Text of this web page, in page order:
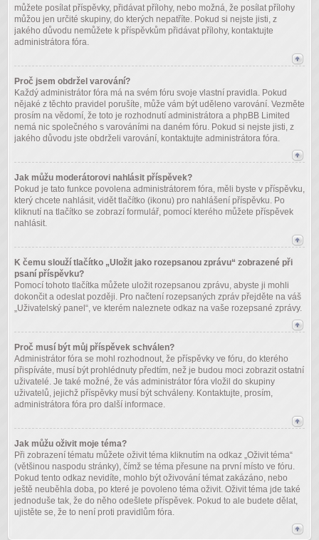
můžete posílat příspěvky, přidávat přílohy, nebo možná, že posílat přílohy
můžou jen určité skupiny, do kterých nepatříte. Pokud si nejste jisti, z
jakého důvodu nemůžete k příspěvkům přidávat přílohy, kontaktujte
administrátora fóra.
Proč jsem obdržel varování?
Každý administrátor fóra má na svém fóru svoje vlastní pravidla. Pokud
nějaké z těchto pravidel porušíte, může vám být uděleno varování. Vezměte
prosím na vědomí, že toto je rozhodnutí administrátora a phpBB Limited
nemá nic společného s varováními na daném fóru. Pokud si nejste jisti, z
jakého důvodu jste obdrželi varování, kontaktujte administrátora fóra.
Jak můžu moderátorovi nahlásit příspěvek?
Pokud je tato funkce povolena administrátorem fóra, měli byste v příspěvku,
který chcete nahlásit, vidět tlačítko (ikonu) pro nahlášení příspěvku. Po
kliknutí na tlačítko se zobrazí formulář, pomocí kterého můžete příspěvek
nahlásit.
K čemu slouží tlačítko „Uložit jako rozepsanou zprávu“ zobrazené při
psaní příspěvku?
Pomocí tohoto tlačítka můžete uložit rozepsanou zprávu, abyste ji mohli
dokončit a odeslat později. Pro načtení rozepsaných zpráv přejděte na váš
„Uživatelský panel“, ve kterém naleznete odkaz na vaše rozepsané zprávy.
Proč musí být můj příspěvek schválen?
Administrátor fóra se mohl rozhodnout, že příspěvky ve fóru, do kterého
přispíváte, musí být prohlédnuty předtím, než je budou moci zobrazit ostatní
uživatelé. Je také možné, že vás administrátor fóra vložil do skupiny
uživatelů, jejichž příspěvky musí být schváleny. Kontaktujte, prosím,
administrátora fóra pro další informace.
Jak můžu oživit moje téma?
Při zobrazení tématu můžete oživit téma kliknutím na odkaz „Oživit téma“
(většinou naspodu stránky), čímž se téma přesune na první místo ve fóru.
Pokud tento odkaz nevidíte, mohlo být oživování témat zakázáno, nebo
ještě neuběhla doba, po které je povoleno téma oživit. Oživit téma jde také
jednoduše tak, že do něho odešlete příspěvek. Pokud to ale budete dělat,
ujistěte se, že to není proti pravidlům fóra.